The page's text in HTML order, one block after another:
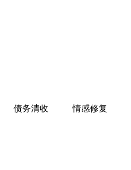
债务清收 情感修复